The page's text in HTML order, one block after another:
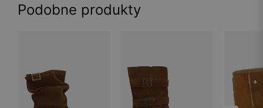
Podobne produkty